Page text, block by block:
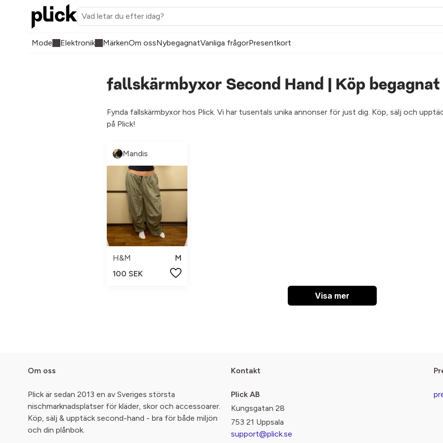
Mode Elektronik MärkenOm ossNybegagnatVanliga frågorPresentkort
fallskärmbyxor Second Hand | Köp
Fynda fallskärmbyxor hos Plick. Vi har tusentals unika annonser för just dig. Köp, sälj och
på Plick!
Mandis
H&M
M
100 SEK
Visa mer
Om oss
Plick är sedan 2013 en av Sveriges största
nischmarknadsplatser för kläder, skor och accessoarer.
Köp, sälj & upptäck second-hand - bra för både miljön
och din plånbok.
Kontakt
Plick AB
Kungsgatan 28
753 21 Uppsala
support@plick.se